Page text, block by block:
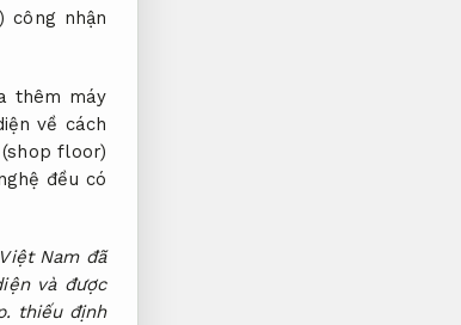
công nhận
thêm máy
về cách
floor)
đều có
Nam đã
và được
thiếu định